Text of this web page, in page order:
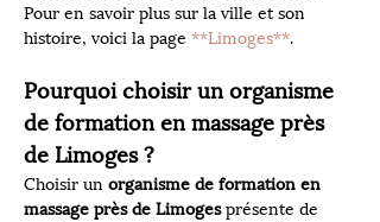
Pour en savoir plus sur la ville et son
histoire, voici la page **Limoges**.
Pourquoi choisir un organisme
de formation en massage près
de Limoges ?
Choisir un organisme de formation en
massage près de Limoges présente de